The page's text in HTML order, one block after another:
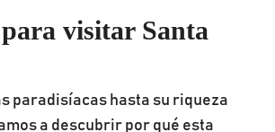
visitar Santa
paradisíacas hasta su riqueza
a descubrir por qué esta